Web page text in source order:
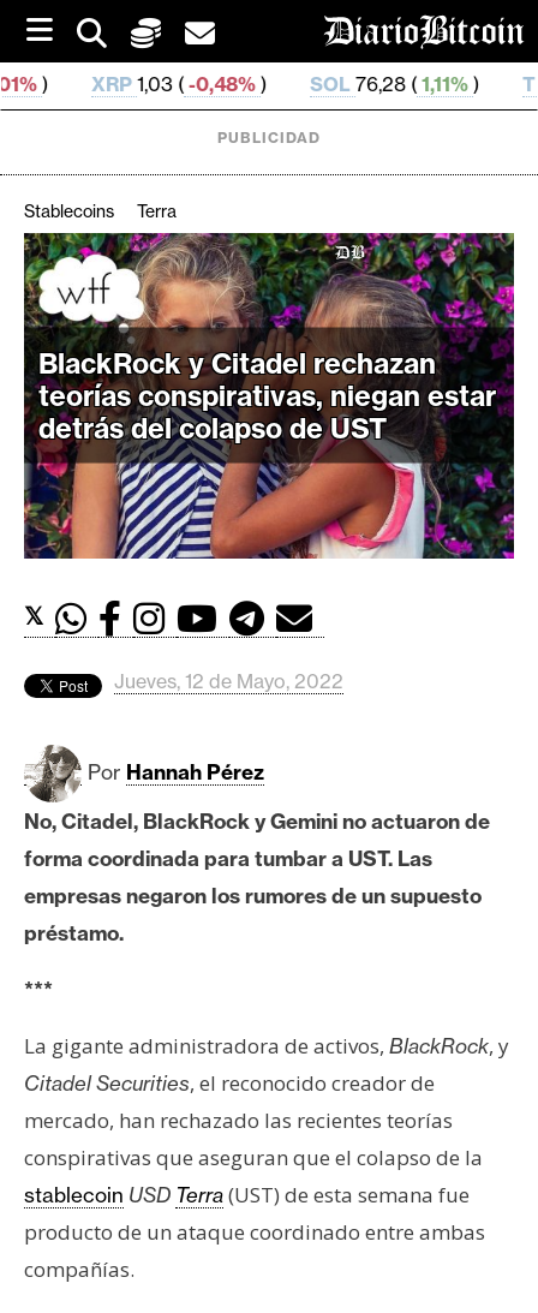
i
p
t
o
(-0,48%) SOL76,28 ( 1,11%) TRX 0,329 683 (
C
r
i
p
t
o
M
o
i
c
o
i
n
t
h
e
r
e
u
m
PUBLICIDAD
Stablecoins Terra
BlackRock y Citadel rechazan
teorías conspirativas, niegan estar
detrás del colapso de UST
𝕏
Jueves, 12 de Mayo, 2022
Por Hannah Pérez
No, Citadel, BlackRock y Gemini no actuaron de
forma coordinada para tumbar a UST. Las
empresas negaron los rumores de un supuesto
préstamo.
***
La gigante administradora de activos, BlackRock, y
Citadel Securities, el reconocido creador de
mercado, han rechazado las recientes teorías
conspirativas que aseguran que el colapso de la
stablecoin USD Terra(UST) de esta semana fue
producto de un ataque coordinado entre ambas
compañías.